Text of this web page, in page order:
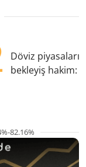
Döviz
bekleyiş hakim:
82.16%